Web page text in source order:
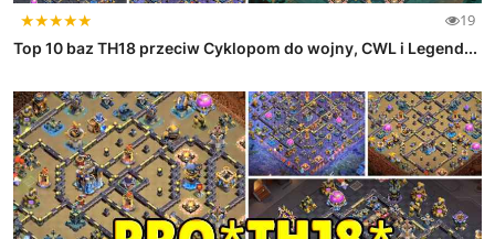
★★★★★ 19
Top 10 baz TH18 przeciw Cyklopom do wojny, CWL i Legend...